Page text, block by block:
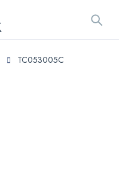
TC053005C